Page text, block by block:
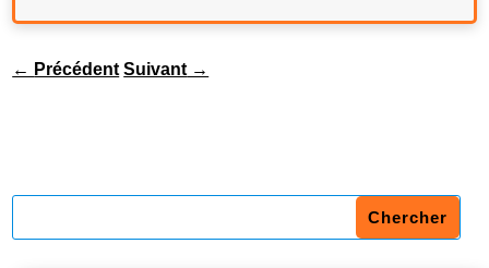
← Précédent Suivant →